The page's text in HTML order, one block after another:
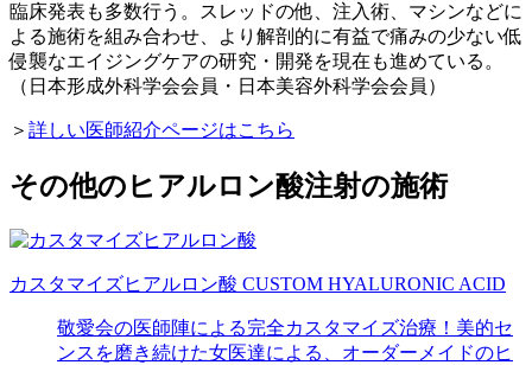
臨床発表も多数行う。スレッドの他、注入術、マシンなどに
よる施術を組み合わせ、より解剖的に有益で痛みの少ない低
侵襲なエイジングケアの研究・開発を現在も進めている。
（日本形成外科学会会員・日本美容外科学会会員）
＞ 詳しい医師紹介ページはこちら
その他のヒアルロン酸注射の施術
カスタマイズヒアルロン酸 CUSTOM HYALURONIC ACID
敬愛会の医師陣による完全カスタマイズ治療！美的セ
ンスを磨き続けた女医達による、オーダーメイドのヒ